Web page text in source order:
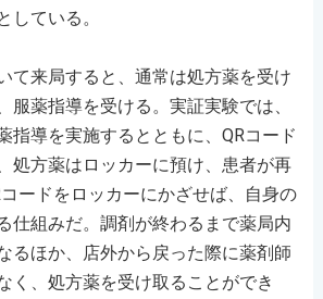
している。
て来局すると、通常は処方薬を受け
服薬指導を受ける。実証実験では、
指導を実施するとともに、QRコード
処方薬はロッカーに預け、患者が再
ードをロッカーにかざせば、自身の
仕組みだ。調剤が終わるまで薬局内
るほか、店外から戻った際に薬剤師
く、処方薬を受け取ることができ